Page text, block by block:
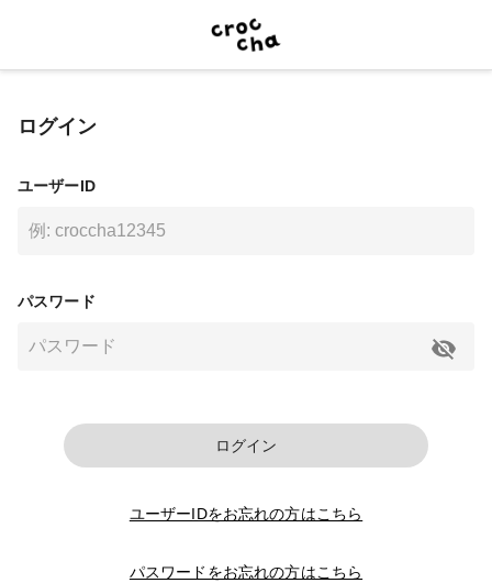
ログイン
ユーザーID
パスワード
ログイン
ユーザーIDをお忘れの方はこちら
パスワードをお忘れの方はこちら